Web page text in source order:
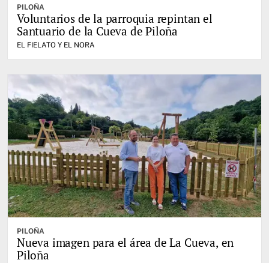
PILOÑA
Voluntarios de la parroquia repintan el
Santuario de la Cueva de Piloña
EL FIELATO Y EL NORA
PILOÑA
Nueva imagen para el área de La Cueva, en
Piloña